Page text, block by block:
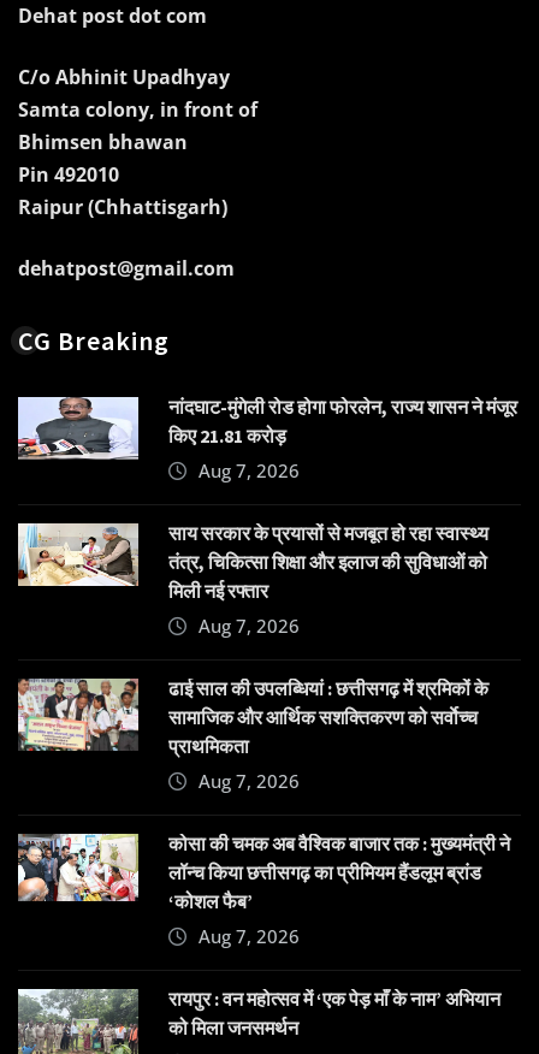
Dehat post dot com
C/o Abhinit Upadhyay
Samta colony, in front of
Bhimsen bhawan
Pin 492010
Raipur (Chhattisgarh)
dehatpost@gmail.com
CG Breaking
नांदघाट-मुंगेली रोड होगा फोरलेन, राज्य शासन ने मंजूर
किए 21.81 करोड़
Aug 7, 2026
साय सरकार के प्रयासों से मजबूत हो रहा स्वास्थ्य
तंत्र, चिकित्सा शिक्षा और इलाज की सुविधाओं को
मिली नई रफ्तार
Aug 7, 2026
ढाई साल की उपलब्धियां : छत्तीसगढ़ में श्रमिकों के
सामाजिक और आर्थिक सशक्तिकरण को सर्वाेच्च
प्राथमिकता
Aug 7, 2026
कोसा की चमक अब वैश्विक बाजार तक : मुख्यमंत्री ने
लॉन्च किया छत्तीसगढ़ का प्रीमियम हैंडलूम ब्रांड
‘कोशल फैब’
Aug 7, 2026
रायपुर : वन महोत्सव में ‘एक पेड़ माँ के नाम’ अभियान
को मिला जनसमर्थन